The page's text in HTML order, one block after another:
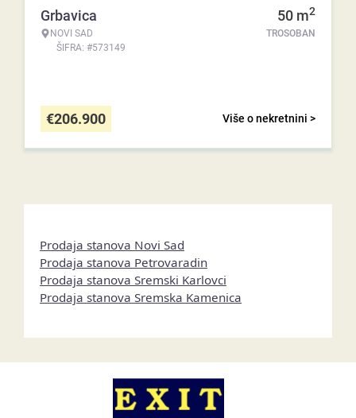
Grbavica
NOVI SAD
ŠIFRA: #573149
50 m2
TROSOBAN
Više o nekretnini >
€206.900
Prodaja stanova Novi Sad
Prodaja stanova Petrovaradin
Prodaja stanova Sremski Karlovci
Prodaja stanova Sremska Kamenica